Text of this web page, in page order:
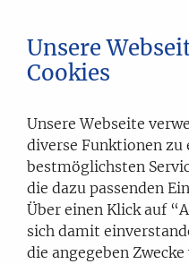
LIONS
Nachbericht
Ruhr Rallye
Ausfahrt von der
Unsere
Cookies
Unsere Webseite
diverse Funktionen zu
bestmöglichsten
die dazu passenden
Über einen Klick auf
sich damit
die angegeben